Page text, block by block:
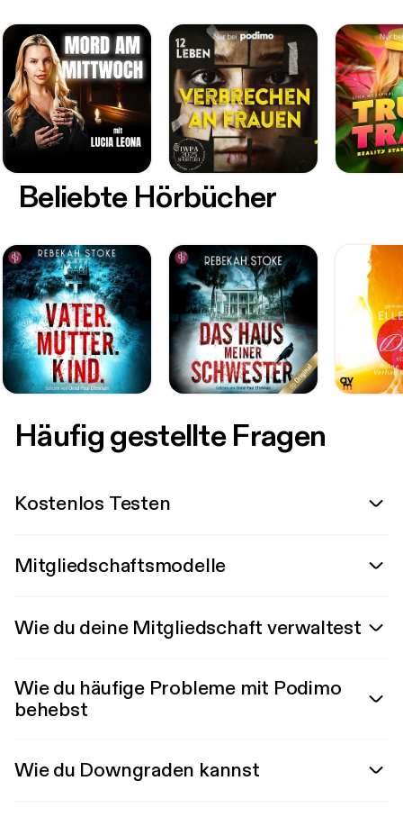
Beliebte Hörbücher
Häufig gestellte Fragen
Kostenlos Testen
Mitgliedschaftsmodelle
Wie du deine Mitgliedschaft verwaltest
Wie du häufige Probleme mit Podimo
behebst
Wie du Downgraden kannst